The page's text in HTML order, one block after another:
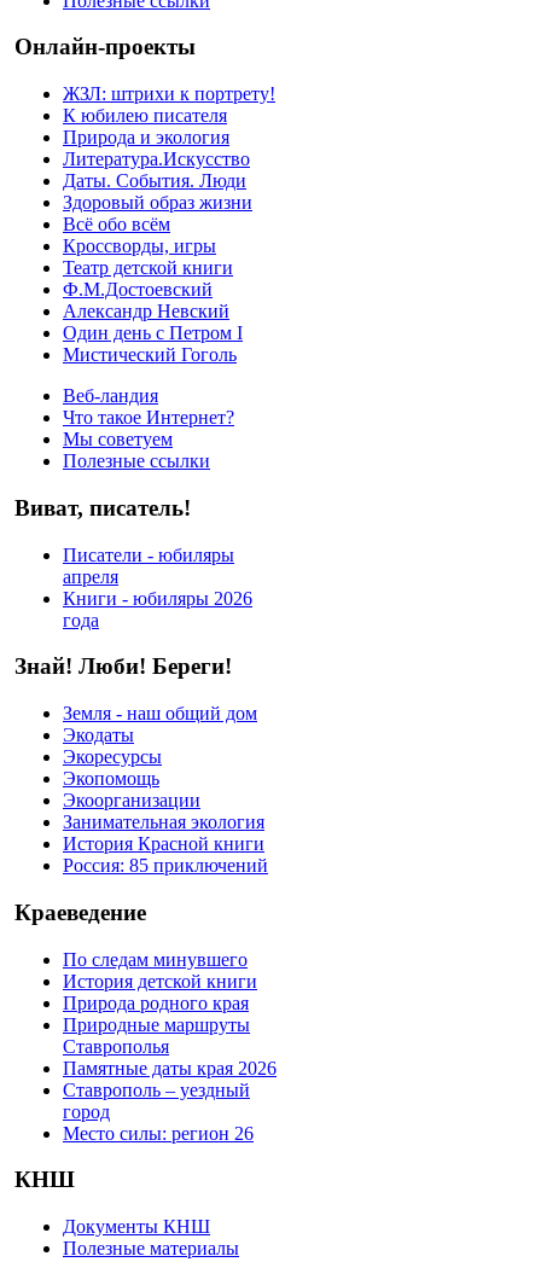
Онлайн-проекты
ЖЗЛ: штрихи к портрету!
К юбилею писателя
Природа и экология
Литература.Искусство
Даты. События. Люди
Здоровый образ жизни
Всё обо всём
Кроссворды, игры
Театр детской книги
Ф.М.Достоевский
Александр Невский
Один день с Петром I
Мистический Гоголь
Веб-ландия
Что такое Интернет?
Мы советуем
Полезные ссылки
Виват, писатель!
Писатели - юбиляры
апреля
Книги - юбиляры 2026
года
Знай! Люби! Береги!
Земля - наш общий дом
Экодаты
Экоресурсы
Экопомощь
Экоорганизации
Занимательная экология
История Красной книги
Россия: 85 приключений
Краеведение
По следам минувшего
История детской книги
Природа родного края
Природные маршруты
Ставрополья
Памятные даты края 2026
Ставрополь – уездный
город
Место силы: регион 26
КНШ
Документы КНШ
Полезные материалы